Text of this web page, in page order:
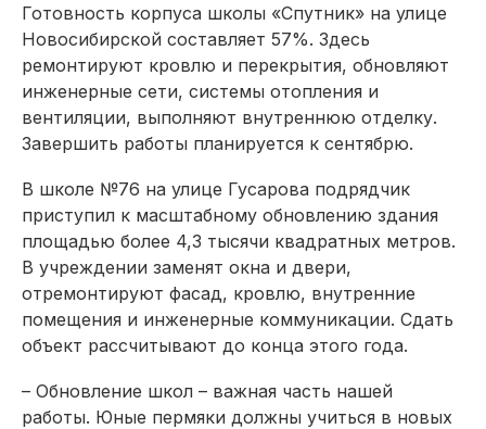
Готовность корпуса школы «Спутник» на улице
Новосибирской составляет 57%. Здесь
ремонтируют кровлю и перекрытия, обновляют
инженерные сети, системы отопления и
вентиляции, выполняют внутреннюю отделку.
Завершить работы планируется к сентябрю.
В школе №76 на улице Гусарова подрядчик
приступил к масштабному обновлению здания
площадью более 4,3 тысячи квадратных метров.
В учреждении заменят окна и двери,
отремонтируют фасад, кровлю, внутренние
помещения и инженерные коммуникации. Сдать
объект рассчитывают до конца этого года.
– Обновление школ – важная часть нашей
работы. Юные пермяки должны учиться в новых